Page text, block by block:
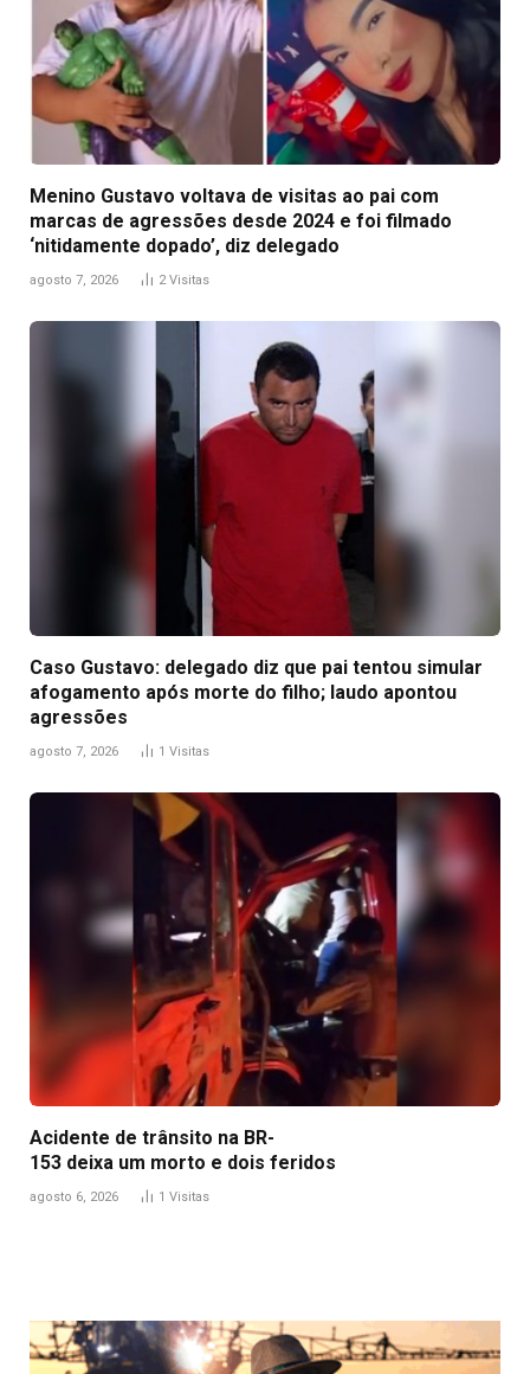
Menino Gustavo voltava de visitas ao pai com
marcas de agressões desde 2024 e foi filmado
‘nitidamente dopado’, diz delegado
agosto 7, 2026 2Visitas
Caso Gustavo: delegado diz que pai tentou simular
afogamento após morte do filho; laudo apontou
agressões
agosto 7, 2026 1 Visitas
Acidente de trânsito na BR-
153 deixa um morto e dois feridos
agosto 6, 2026 1 Visitas